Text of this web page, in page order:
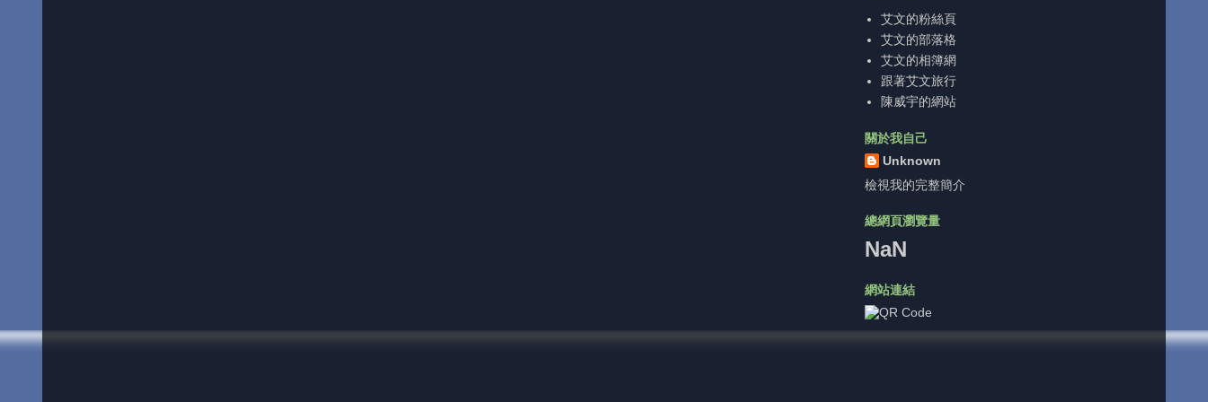
艾文的粉絲頁
艾文的部落格
艾文的相簿網
跟著艾文旅行
陳威宇的網站
關於我自己
Unknown
檢視我的完整簡介
總網頁瀏覽量
NaN
網站連結